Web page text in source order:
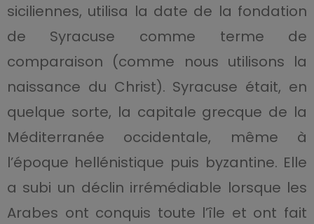
siciliennes, utilisa la date de la fondation
de Syracuse comme terme de
comparaison (comme nous utilisons la
naissance du Christ). Syracuse était, en
quelque sorte, la capitale grecque de la
Méditerranée occidentale, même à
l’époque hellénistique puis byzantine. Elle
a subi un déclin irrémédiable lorsque les
Arabes ont conquis toute l’île et ont fait